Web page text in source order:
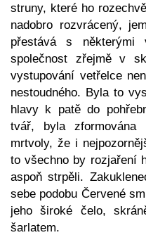
struny, které ho
nadobro rozvrácený,
přestává s některými
společnost zřejmě v
vystupování vetřelce
nestoudného. Byla to
hlavy k patě do
tvář, byla
mrtvoly, že i
to všechno by rozjaření
aspoň strpěli.
sebe podobu Červené
jeho široké čelo,
šarlatem.